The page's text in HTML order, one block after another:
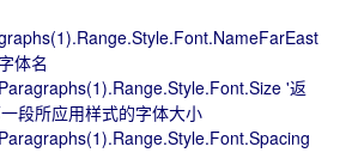
体名
'返
段所应用样式的字体大小